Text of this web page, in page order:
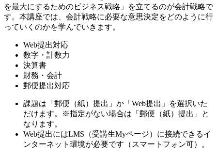
を最大にするためのビジネス戦略」を立てるのが会計戦略で
す。本講座では、会計戦略に必要な意思決定をどのように行
っていくのかを学んでいきます。
Web提出対応
数字・計数力
決算書
財務・会計
郵便提出対応
課題は「郵便（紙）提出」か「Web提出」を選択いた
だけます。※指定がない場合は「郵便（紙）提出」と
なります。
Web提出にはLMS（受講生Myページ）に接続できるイ
ンターネット環境が必要です（スマートフォン可）。